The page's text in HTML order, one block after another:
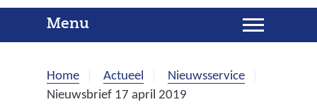
geweigerd.
o
e
k
e
MenuU
i
l
Home Actueel
Nieuwsservice
Nieuwsbrief 17 april 2019